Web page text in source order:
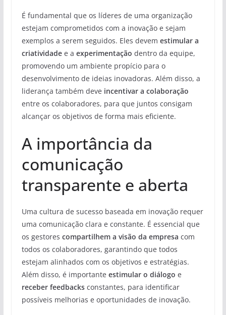
É fundamental que os líderes de uma organização
estejam comprometidos com a inovação e sejam
exemplos a serem seguidos. Eles devem estimular a
criatividadee a experimentação dentro da equipe,
promovendo um ambiente propício para o
desenvolvimento de ideias inovadoras. Além disso, a
liderança também deve incentivar a colaboração
entre os colaboradores, para que juntos consigam
alcançar os objetivos de forma mais eficiente.
A importância da
comunicação
transparente e aberta
Uma cultura de sucesso baseada em inovação requer
uma comunicação clara e constante. É essencial que
os gestores compartilhem a visão da empresa com
todos os colaboradores, garantindo que todos
estejam alinhados com os objetivos e estratégias.
Além disso, é importante estimular o diálogo e
receber feedbacksconstantes, para identificar
possíveis melhorias e oportunidades de inovação.